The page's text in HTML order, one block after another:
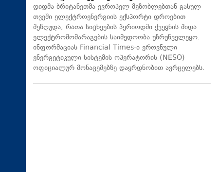
დიდმა ბრიტანეთმა ევროპელ მეზობლებთან გასულ
თვეში ელექტროენერგიის ექსპორტი დროებით
შეზღუდა, რათა სიცხეების პერიოდში ქვეყნის შიდა
ელექტრომომარაგების საიმედოობა უზრუნველეყო.
ინფორმაციას Financial Times-ი ეროვნული
ენერგეტიკული სისტემის ოპერატორის (NESO)
ოფიციალურ მონაცემებზე დაყრდნობით ავრცელებს.